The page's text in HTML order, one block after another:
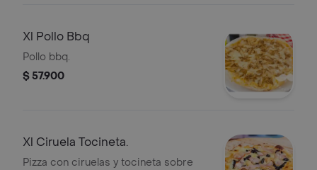
Xl Pollo Bbq
Pollo bbq.
$ 57.900
Xl Ciruela Tocineta.
Pizza con ciruelas y tocineta sobre